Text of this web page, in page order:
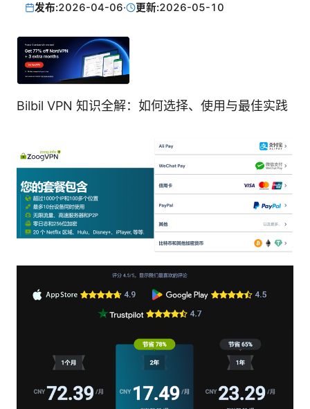
发布:2026-04-06· 更新:2026-05-10
Bilbil VPN 知识全解：如何选择、使用与最佳实践